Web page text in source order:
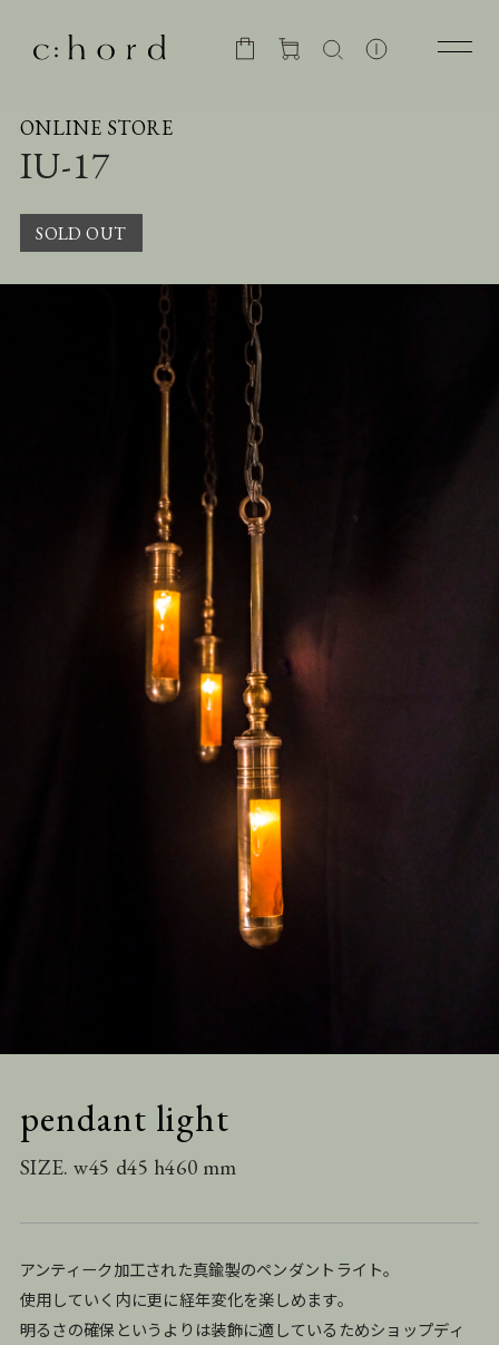
ONLINE STORE
IU-17
pendant light
SIZE. w45 d45 h460 mm
アンティーク加工された真鍮製のペンダントライト。
使用していく内に更に経年変化を楽しめます。
明るさの確保というよりは装飾に適しているためショップディ